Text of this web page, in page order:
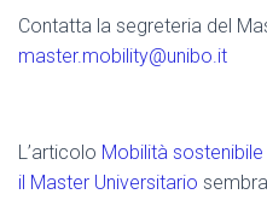
Contatta la segreteria del
master.mobility@unibo.it
L’articolo Mobilità
il Master Universitario